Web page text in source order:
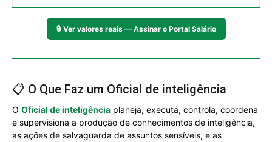
🔒 Ver valores reais — Assinar o Portal Salário
📋 O Que Faz um Oficial de inteligência
O Oficial de inteligência planeja, executa, controla, coordena
e supervisiona a produção de conhecimentos de inteligência,
as ações de salvaguarda de assuntos sensíveis, e as